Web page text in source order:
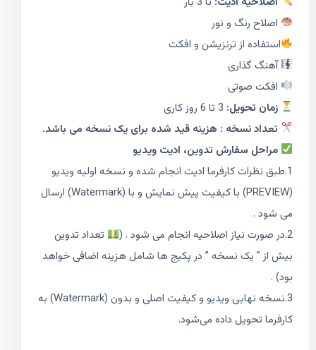
اصلاح رنگ و نور
استفاده از ترنزیشن و افکت
آهنگ گذاری
افکت صوتی
زمان تحویل:
تعداد نسخه : هزینه قید شده برای یک نسخه می باشد.
مراحل سفارش تدوین، ادیت ویدیو
1.طبق نظرات کارفرما ادیت انجام شده و نسخه اولیه ویدیو
(PREVIEW) با کیفیت پیش نمایش و با (Watermark) ارسال
می شود .
2.در صورت نیاز اصلاحیه انجام می شود . (
تعداد تدوین
بیش از ” یک نسخه ” در پکیج‌ ها شامل هزینه اضافی خواهد
بود) .
3.نسخه نهایی ویدیو و کیفیت اصلی و بدون (Watermark) به
کارفرما تحویل داده می‌شود.